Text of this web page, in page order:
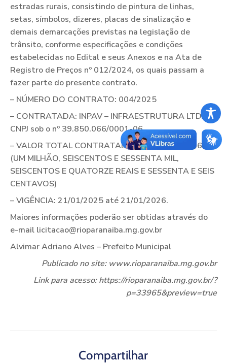
estradas rurais, consistindo de pintura de linhas,
setas, símbolos, dizeres, placas de sinalização e
demais demarcações previstas na legislação de
trânsito, conforme especificações e condições
estabelecidas no Edital e seus Anexos e na Ata de
Registro de Preços nº 012/2024, os quais passam a
fazer parte do presente contrato.
– NÚMERO DO CONTRATO: 004/2025
– CONTRATADA: INPAV – INFRAESTRUTURA LTDA –
CNPJ sob o nº 39.850.066/0001-06
– VALOR TOTAL CONTRATADO: R$ 1.660.614,66
(UM MILHÃO, SEISCENTOS E SESSENTA MIL,
SEISCENTOS E QUATORZE REAIS E SESSENTA E SEIS
CENTAVOS)
– VIGÊNCIA: 21/01/2025 até 21/01/2026.
Maiores informações poderão ser obtidas através do
e-mail licitacao@rioparanaiba.mg.gov.br
Alvimar Adriano Alves – Prefeito Municipal
Publicado no site: www.rioparanaiba.mg.gov.br
Link para acesso: https://rioparanaiba.mg.gov.br/?
p=33965&preview=true
Compartilhar